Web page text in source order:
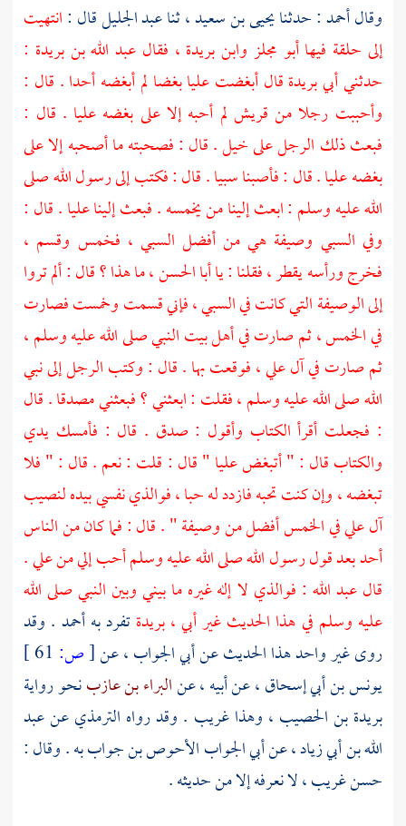
وقالأحمد: حدثنايحيى بن سعيد، ثناعبد الجليلقال :انتهيت
إلى حلقة فيهاأبو مجلز وابن بريدة ، فقال عبد الله بن بريدة :
حدثنيأبي بريدةقال أبغضتعليابغضا لم أبغضه أحدا . قال :
وأحببت رجلا من قريش لم أحبه إلا على بغضه عليا . قال :
فبعث ذلك الرجل على خيل . قال : فصحبته ما أصحبه إلا على
بغضهعليا. قال : فأصبنا سبيا . قال : فكتب إلى رسول الله صلى
الله عليه وسلم : ابعث إلينا من يخمسه . فبعث إليناعليا. قال :
وفي السبي وصيفة هي من أفضل السبي ، فخمس وقسم ،
فخرج ورأسه يقطر ، فقلنا : ياأبا الحسن، ما هذا ؟ قال : ألم تروا
إلى الوصيفة التي كانت في السبي ، فإني قسمت وخمست فصارت
في الخمس ، ثم صارت في أهل بيت النبي صلى الله عليه وسلم ،
ثم صارت فيآل علي، فوقعت بها . قال : وكتب الرجل إلى نبي
الله صلى الله عليه وسلم ، فقلت : ابعثني ؟ فبعثني مصدقا . قال
: فجعلت أقرأ الكتاب وأقول : صدق . قال : فأمسك يدي
والكتاب قال : " أتبغضعليا" قال : قلت : نعم . قال : " فلا
تبغضه ، وإن كنت تحبه فازدد له حبا ، فوالذي نفسي بيده لنصيب
آل عليفي الخمس أفضل من وصيفة " . قال : فما كان من الناس
أحد بعد قول رسول الله صلى الله عليه وسلم أحب إلي منعلي.
قالعبد الله : فوالذي لا إله غيره ما بيني وبين النبي صلى الله
عليه وسلم في هذا الحديث غير أبي ،بريدةتفرد بهأحمد . وقد
روى غير واحد هذا الحديث عنأبي الجواب، عن[ص:
يونس بن أبي إسحاق، عن أبيه ، عنالبراء بن عازبنحو رواية
بريدة بن الحصيب ، وهذا غريب . وقد رواه الترمذيعنعبد
الله بن أبي زياد، عنأبي الجواب الأحوص بن جواببه . وقال :
حسن غريب ، لا نعرفه إلا من حديثه .